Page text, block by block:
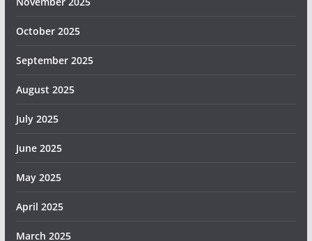
October 2025
September 2025
August 2025
July 2025
June 2025
May 2025
April 2025
March 2025